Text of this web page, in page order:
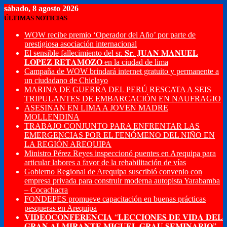
sábado, 8 agosto 2026
ÚLTIMAS NOTICIAS
WOW recibe premio ‘Operador del Año’ por parte de
prestigiosa asociación internacional
El sensible fallecimiento del sr. 𝐒𝐫. 𝐉𝐔𝐀𝐍 𝐌𝐀𝐍𝐔𝐄𝐋
𝐋𝐎𝐏𝐄𝐙 𝐑𝐄𝐓𝐀𝐌𝐎𝐙𝐎 en la ciudad de lima
Campaña de WOW brindará internet gratuito y permanente a
un ciudadano de Chiclayo
MARINA DE GUERRA DEL PERÚ RESCATA A SEIS
TRIPULANTES DE EMBARCACIÓN EN NAUFRAGIO
ASESINAN EN LIMA A JOVEN MADRE
MOLLENDINA
TRABAJO CONJUNTO PARA ENFRENTAR LAS
EMERGENCIAS POR EL FENÓMENO DEL NIÑO EN
LA REGIÓN AREQUIPA
Ministro Pérez Reyes inspeccionó puentes en Arequipa para
articular labores a favor de la rehabilitación de vías
Gobierno Regional de Arequipa suscribió convenio con
empresa privada para construir moderna autopista Yarabamba
– Cocachacra
FONDEPES promueve capacitación en buenas prácticas
pesqueras en Arequipa
𝐕𝐈𝐃𝐄𝐎𝐂𝐎𝐍𝐅𝐄𝐑𝐄𝐍𝐂𝐈𝐀 “𝐋𝐄𝐂𝐂𝐈𝐎𝐍𝐄𝐒 𝐃𝐄 𝐕𝐈𝐃𝐀 𝐃𝐄𝐋